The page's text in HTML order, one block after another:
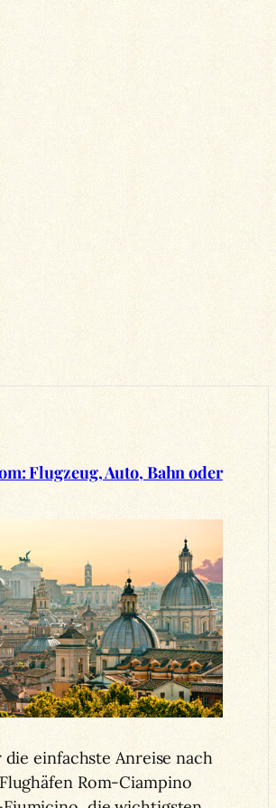
Flugzeug, Auto, Bahn oder
die einfachste Anreise nach
Rom-Ciampino